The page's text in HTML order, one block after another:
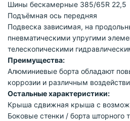
Шины бескамерные 385/65R 22,5
Подъёмная ось передняя
Подвеска зависимая, на
пневматическими упругими
телескопическими
Преимущества:
Алюминиевые борта обладают
коррозии и различным
Остальные характеристики:
Крыша сдвижная крыша с
Боковые стенки / борта